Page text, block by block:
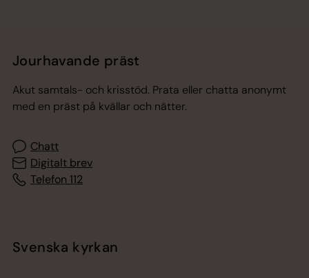
Jourhavande präst
Akut samtals- och krisstöd. Prata eller chatta anonymt
med en präst på kvällar och nätter.
Chatt
Digitalt brev
Telefon 112
Svenska kyrkan